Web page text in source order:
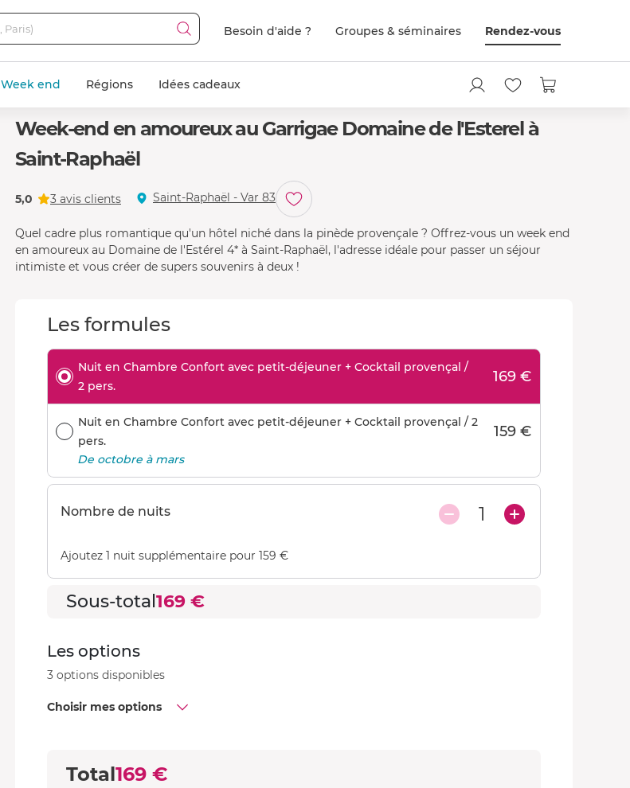
Besoin d'aide ? Groupes & séminaires Rendez-vous
Week end Régions Idées cadeaux
Week-end en amoureux au Garrigae Domaine de l'Esterel à
Saint-Raphaël
5,0 3 avis clients Saint-Raphaël - Var 83
Quel cadre plus romantique qu'un hôtel niché dans la pinède provençale ? Offrez-vous un week end
en amoureux au Domaine de l'Estérel 4* à Saint-Raphaël, l'adresse idéale pour passer un séjour
intimiste et vous créer de supers souvenirs à deux !
Les formules
Nuit en Chambre Confort avec petit-déjeuner + Cocktail provençal /
2 pers.
169 €
Nuit en Chambre Confort avec petit-déjeuner + Cocktail provençal / 2
pers.
159 €
De octobre à mars
Nombre de nuits 1
Ajoutez 1 nuit supplémentaire pour 159 €
Sous-total 169 €
Les options
3 options disponibles
Choisir mes options
Total169 €